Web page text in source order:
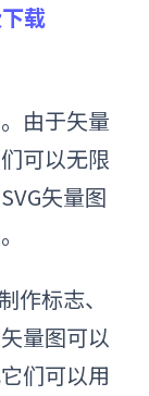
载
由于矢量
可以无限
SVG矢量图
作标志、
量图可以
们可以用